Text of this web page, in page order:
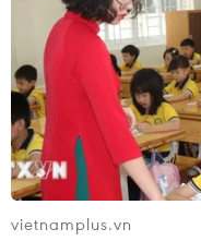
đối với 3 bị cáo
Nam qua chuyển
vietnamplus.vn